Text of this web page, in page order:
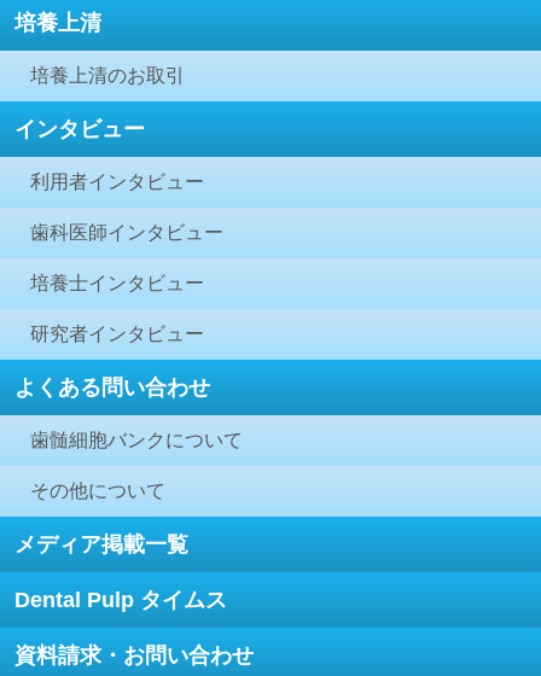
培養上清
培養上清のお取引
インタビュー
利用者インタビュー
歯科医師インタビュー
培養士インタビュー
研究者インタビュー
よくある問い合わせ
歯髄細胞バンクについて
その他について
メディア掲載一覧
Dental Pulp タイムス
資料請求・お問い合わせ